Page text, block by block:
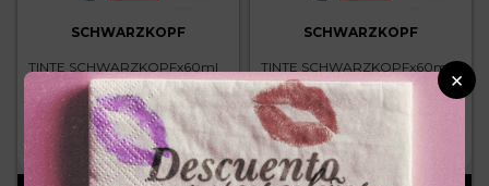
SCHWARZKOPF
TINTE SCHWARZKOPFx60ml
ROYAL 7.77 RUBIO MEDIO
COBRIZO INTENSO
$ 25 300 ＋
－
SCHWARZKOPF
TINTE SCHWARZKOPFx60ml
ROYAL 8.00 RUBIO CLARO
INTENSO
$ 25.300 －
×